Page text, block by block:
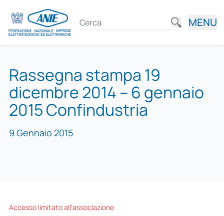
MENU
Rassegna stampa 19
dicembre 2014 – 6 gennaio
2015 Confindustria
9 Gennaio 2015
Accesso limitato all'associazione